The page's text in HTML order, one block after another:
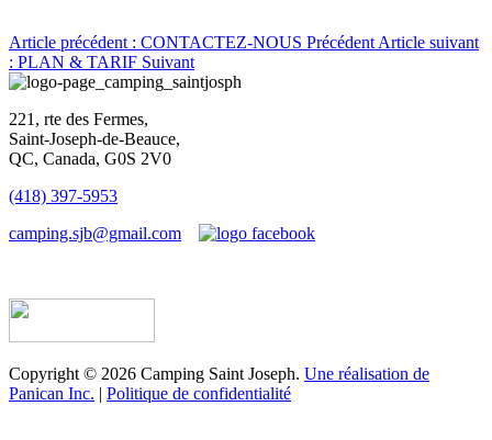
Article précédent : CONTACTEZ-NOUS Précédent Article suivant
: PLAN & TARIF Suivant
221, rte des Fermes,
Saint-Joseph-de-Beauce,
QC, Canada, G0S 2V0
(418) 397-5953
camping.sjb@gmail.com
Copyright © 2026 Camping Saint Joseph. Une réalisation de
Panican Inc. | Politique de confidentialité